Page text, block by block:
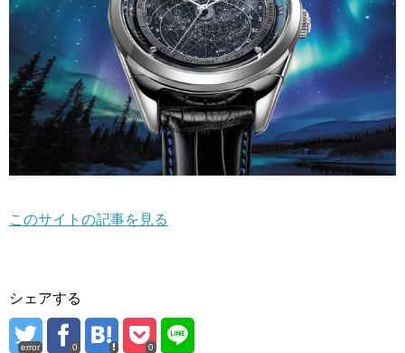
このサイトの記事を見る
シェアする
error 0 0